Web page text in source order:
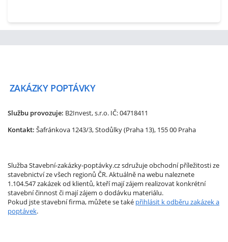
ZAKÁZKY POPTÁVKY
Službu provozuje: B2Invest, s.r.o. IČ: 04718411
Kontakt: Šafránkova 1243/3, Stodůlky (Praha 13), 155 00 Praha
Služba Stavební-zakázky-poptávky.cz sdružuje obchodní příležitosti ze
stavebnictví ze všech regionů ČR. Aktuálně na webu naleznete
1.104.547 zakázek od klientů, kteří mají zájem realizovat konkrétní
stavební činnost či mají zájem o dodávku materiálu.
Pokud jste stavební firma, můžete se také přihlásit k odběru zakázek a
poptávek.